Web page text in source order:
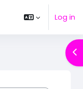
Log in